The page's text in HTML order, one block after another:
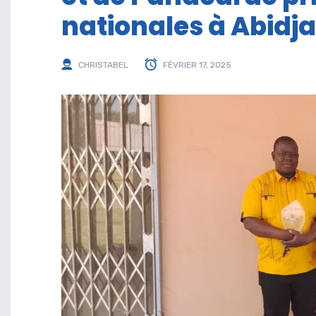
nationales à
CHRISTABEL FÉVRIER 17, 2025